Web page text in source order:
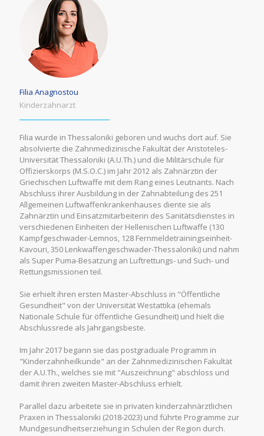
Filia Anagnostou
Kinderzahnarzt
Filia wurde in Thessaloniki geboren und wuchs dort auf. Sie
absolvierte die Zahnmedizinische Fakultät der Aristoteles-
Universität Thessaloniki (A.U.Th.) und die Militärschule für
Offizierskorps (M.S.O.C.) im Jahr 2012 als Zahnärztin der
Griechischen Luftwaffe mit dem Rang eines Leutnants. Nach
Abschluss ihrer Ausbildung in der Zahnabteilung des 251
Allgemeinen Luftwaffenkrankenhauses diente sie als
Zahnärztin und Einsatzmitarbeiterin des Sanitätsdienstes in
verschiedenen Einheiten der Hellenischen Luftwaffe (130
Kampfgeschwader-Lemnos, 128 Fernmeldetrainingseinheit-
Kavouri, 350 Lenkwaffengeschwader-Thessaloniki) und nahm
als Super Puma-Besatzung an Luftrettungs- und Such- und
Rettungsmissionen teil.
Sie erhielt ihren ersten Master-Abschluss in "Öffentliche
Gesundheit" von der Universität Westattika (ehemals
Nationale Schule für öffentliche Gesundheit) und hielt die
Abschlussrede als Jahrgangsbeste.
Im Jahr 2017 begann sie das postgraduale Programm in
"Kinderzahnheilkunde" an der Zahnmedizinischen Fakultät
der A.U.Th., welches sie mit "Auszeichnung" abschloss und
damit ihren zweiten Master-Abschluss erhielt.
Parallel dazu arbeitete sie in privaten kinderzahnärztlichen
Praxen in Thessaloniki (2018-2023) und führte Programme zur
Mundgesundheitserziehung in Schulen der Region durch.